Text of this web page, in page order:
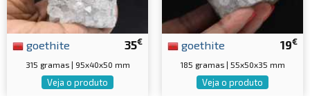
35€
goethite
315 gramas | 95x40x50 mm
Veja o produto
19€
goethite
185 gramas | 55x50x35 mm
Veja o produto